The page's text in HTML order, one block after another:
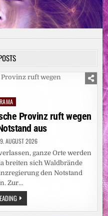
Provinz ruft wegen
aus
AUGUST 2026
ganze Orte werden
breiten sich Waldbrände
den Notstand
Zur…
NORDAMERIKA:
WESTKANADISCHE
PROVINZ